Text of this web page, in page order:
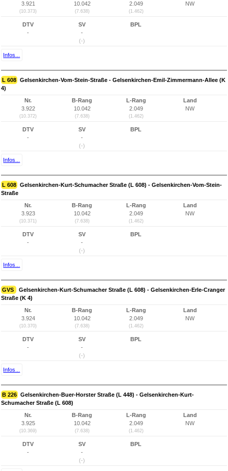
3.921
(10.373)
10.042
(7.638)
2.049
(1.462)
NW
DTV
-
SV
-
(-)
BPL
Infos...
L 608 Gelsenkirchen-Vom-Stein-Straße - Gelsenkirchen-Emil-Zimmermann-Allee (K
4)
Nr.
3.922
(10.372)
B-Rang
10.042
(7.638)
L-Rang
2.049
(1.462)
Land
NW
DTV
-
SV
-
(-)
BPL
Infos...
L 608 Gelsenkirchen-Kurt-Schumacher Straße (L 608) - Gelsenkirchen-Vom-Stein-
Straße
Nr.
3.923
(10.371)
B-Rang
10.042
(7.638)
L-Rang
2.049
(1.462)
Land
NW
DTV
-
SV
-
(-)
BPL
Infos...
GVS
Gelsenkirchen-Kurt-Schumacher Straße (L 608) - Gelsenkirchen-Erle-Cranger
Straße (K 4)
Nr.
3.924
(10.370)
B-Rang
10.042
(7.638)
L-Rang
2.049
(1.462)
Land
NW
DTV
-
SV
-
(-)
BPL
Infos...
B 226 Gelsenkirchen-Buer-Horster Straße (L 448) - Gelsenkirchen-Kurt-
Schumacher Straße (L 608)
Nr.
3.925
(10.369)
B-Rang
10.042
(7.638)
L-Rang
2.049
(1.462)
Land
NW
DTV
-
SV
-
(-)
BPL